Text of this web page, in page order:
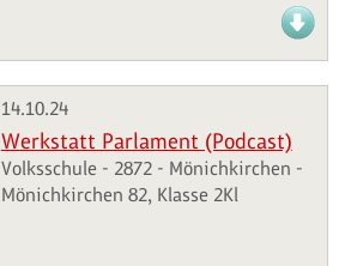
14.10.24
Werkstatt Parlament (Podcast)
Volksschule - 2872 - Mönichkirchen -
Mönichkirchen 82, Klasse 2Kl